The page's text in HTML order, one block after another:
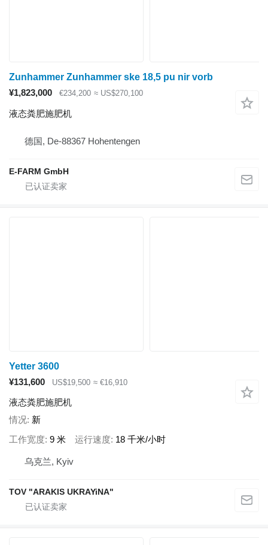
Zunhammer Zunhammer ske 18,5 pu nir vorb
¥1,823,000
€234,200 ≈ US$270,100
液态粪肥施肥机
德国, De-88367 Hohentengen
E-FARM GmbH
Yetter 3600
¥131,600
US$19,500 ≈ €16,910
液态粪肥施肥机
情况 新
工作宽度 9 米 运行速度 18 千米/小时
乌克兰, Kyiv
TOV "ARAKIS UKRAYiNA"